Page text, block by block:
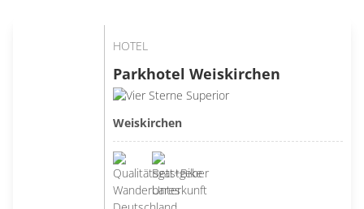
HOTEL
Parkhotel Weiskirchen
Weiskirchen